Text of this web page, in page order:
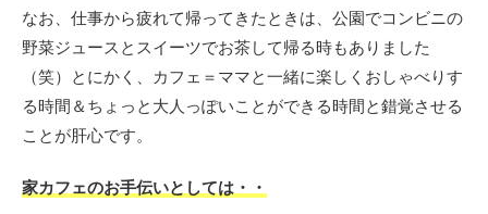
なお、仕事から疲れて帰ってきたときは、公園でコンビニの
野菜ジュースとスイーツでお茶して帰る時もありました
（笑）とにかく、カフェ＝ママと一緒に楽しくおしゃべりす
る時間＆ちょっと大人っぽいことができる時間と錯覚させる
ことが肝心です。
家カフェのお手伝いとしては・・